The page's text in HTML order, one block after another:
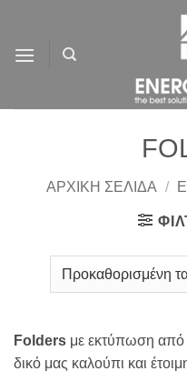
περιεχόμενο
ΑΡΧΙΚΉ ΣΕΛΊΔΑ /
Folders με εκτύπωση από
δικό μας καλούπι και